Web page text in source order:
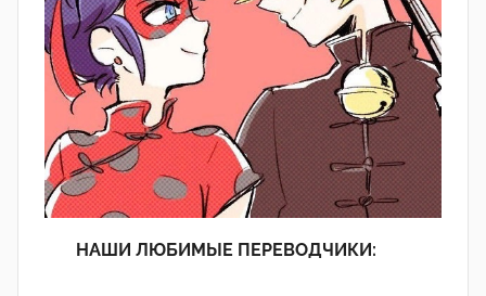
НАШИ ЛЮБИМЫЕ ПЕРЕВОДЧИКИ: